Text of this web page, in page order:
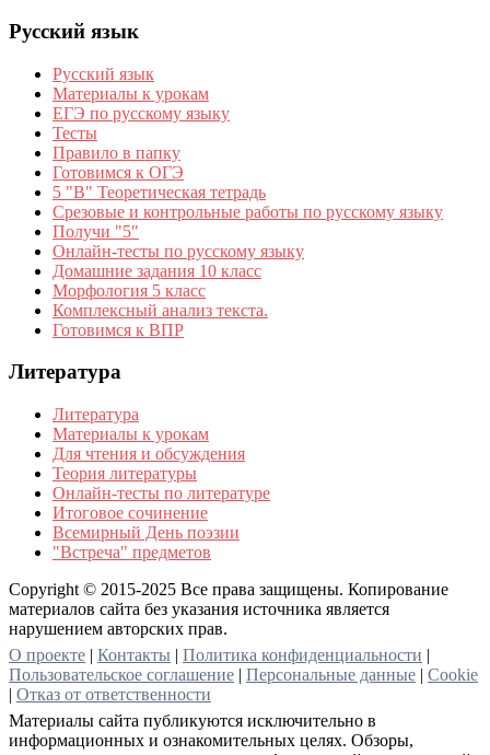
Русский язык
Русский язык
Материалы к урокам
ЕГЭ по русскому языку
Тесты
Правило в папку
Готовимся к ОГЭ
5 "В" Теоретическая тетрадь
Срезовые и контрольные работы по русскому языку
Получи "5"
Онлайн-тесты по русскому языку
Домашние задания 10 класс
Морфология 5 класс
Комплексный анализ текста.
Готовимся к ВПР
Литература
Литература
Материалы к урокам
Для чтения и обсуждения
Теория литературы
Онлайн-тесты по литературе
Итоговое сочинение
Всемирный День поэзии
"Встреча" предметов
Copyright © 2015-2025 Все права защищены. Копирование
материалов сайта без указания источника является
нарушением авторских прав.
О проекте | Контакты | Политика конфиденциальности |
Пользовательское соглашение | Персональные данные | Cookie
| Отказ от ответственности
Материалы сайта публикуются исключительно в
информационных и ознакомительных целях. Обзоры,